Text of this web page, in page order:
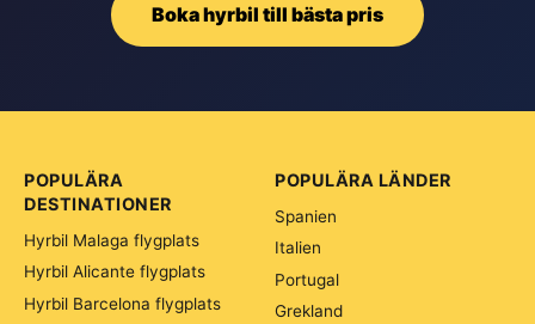
Boka hyrbil till bästa pris
POPULÄRA
DESTINATIONER
Hyrbil Malaga flygplats
Hyrbil Alicante flygplats
Hyrbil Barcelona flygplats
POPULÄRA LÄNDER
Spanien
Italien
Portugal
Grekland